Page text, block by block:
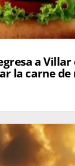
a Villar
la carne de